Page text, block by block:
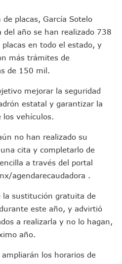
Suspende La Recolección De La Basura
De Afectaciones, Según El Gobierno
Calcinados En Bahía De Banderas
60 Negocios Incendiados En Puerto
Reforzar Seguridad Tras Jornada De
Pide A Sus Ciudadanos Resguardarse Si
México Confirma Muerte De “El Mencho”
De Puerto Vallarta Y Air Canada
Y Muerte De “El Mencho” En Medio De
Y Narcobloqueos Son Por Operativo En
Causan Pánico Y Tensión En Puerto
Máquinas… Así Las Obras Inconclusas En El
Toneladas De Droga En Aguas De
Taller De Vehículos Pesados En San Juan De
En Puerto Vallarta Dejará Beneficios
Detecta Red Ilícita De Tiempos
De Bahía De Banderas En Operativo
Horario De Atención De Oficina De
placas, García Sotelo
año se han realizado 738
en todo el estado, y
más trámites de
de 150 mil.
mejorar la seguridad
estatal y garantizar la
los vehículos.
no han realizado su
cita y completarlo de
a través del portal
agendarecaudadora .
la sustitución gratuita de
este año, y advirtió
a realizarla y no lo hagan,
año.
los horarios de